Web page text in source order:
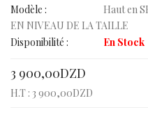
Modèle :
Haut en
EN NIVEAU DE LA TAILLE
Disponibilité :
En Stock
3 900,00DZD
H.T : 3 900,00DZD